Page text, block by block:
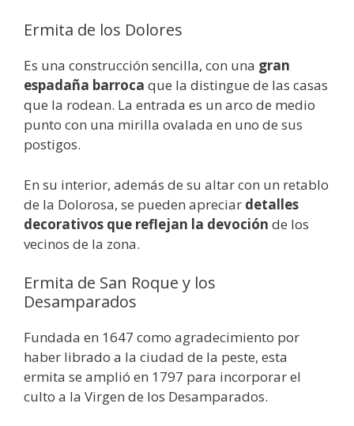
Ermita de los Dolores
Es una construcción sencilla, con una gran
espadaña barroca que la distingue de las casas
que la rodean. La entrada es un arco de medio
punto con una mirilla ovalada en uno de sus
postigos.
En su interior, además de su altar con un retablo
de la Dolorosa, se pueden apreciar detalles
decorativos que reflejan la devoción de los
vecinos de la zona.
Ermita de San Roque y los
Desamparados
Fundada en 1647 como agradecimiento por
haber librado a la ciudad de la peste, esta
ermita se amplió en 1797 para incorporar el
culto a la Virgen de los Desamparados.